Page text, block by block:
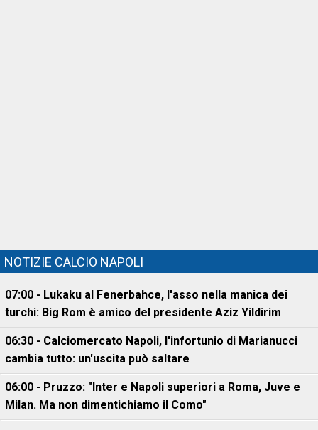
NOTIZIE CALCIO NAPOLI
07:00 - Lukaku al Fenerbahce, l'asso nella manica dei
turchi: Big Rom è amico del presidente Aziz Yildirim
06:30 - Calciomercato Napoli, l'infortunio di Marianucci
cambia tutto: un'uscita può saltare
06:00 - Pruzzo: "Inter e Napoli superiori a Roma, Juve e
Milan. Ma non dimentichiamo il Como"